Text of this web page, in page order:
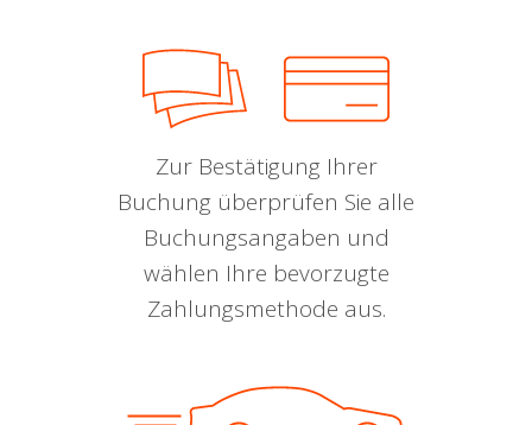
Zur Bestätigung Ihrer
Buchung überprüfen Sie alle
Buchungsangaben und
wählen Ihre bevorzugte
Zahlungsmethode aus.